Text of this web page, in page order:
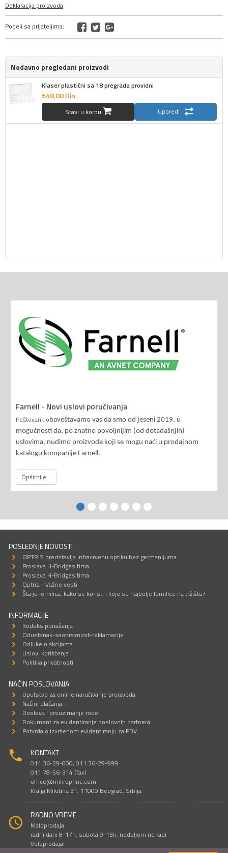
Deklaracija proizvoda
Podeli sa prijateljima:
Nedavno pregledani proizvodi
Klaser plastični sa 18 pregrada providni
648,00Din
Stavi u korpu Uporedi
Farnell - Novi uslovi poručivanja
Poštovani, obaveštavamo vas da smo od jeseni 2019. u
mogućnosti da, po znatno povoljnijim (od dotadašnjih)
uslovima, nudimo proizvode koji se mogu naći u prodajnom
katalogu kompanije Farnell.
Opširnije...
POSLEDNJE NOVOSTI
OPTRIS predstavlja infracrvenu optiku bez germanijuma
Proslava H-Bridges tima
Proslava H-Bridges tima
Optris - Važne vesti
Šta je lemilica, kako se koristi i koje su najbolje lemilice na tržištu?
INFORMACIJE
Kodeks ponašanja
Odustanak-saobraznost-reklamacije
Odluke o akcijama
Uslovi korišćenja
Politika privatnosti
NAČIN POSLOVANJA
Uputstvo za online naručivanje proizvoda
Načini plaćanja
Dostava I preuzimanje robe
Dokument za evidentiranje poslovnih partnera
Potvrda o izvršenom evidentiranju za PDV
KONTAKT
011 36-29-000; 011 36-29-999
011 78-56-314 (fax)
office@mikroprinc.com
Kralja Milutina 31, 11000 Beograd, Srbija
RADNO VREME
Maloprodaja:
radni dani 8-17h, subota 9-15h, nedeljom ne radi
Veleprodaja: